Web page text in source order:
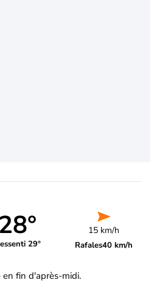
28°
29°
15 km/h
Rafales40 km/h
fin d'après-midi.